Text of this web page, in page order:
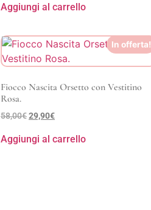
Aggiungi al carrello
In offerta!
Fiocco Nascita Orsetto con Vestitino
Rosa.
58,00€29,90€
Aggiungi al carrello